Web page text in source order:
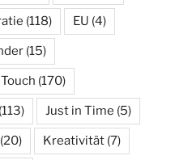
(118) EU (4)
(15)
(170)
(113) Just in Time (5)
(20) Kreativität (7)